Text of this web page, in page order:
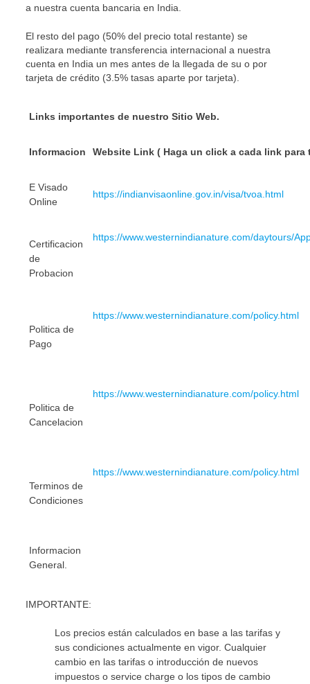
a nuestra cuenta bancaria en India.
El resto del pago (50% del precio total restante) se
realizara mediante transferencia internacional a nuestra
cuenta en India un mes antes de la llegada de su o por
tarjeta de crédito (3.5% tasas aparte por tarjeta).
Links importantes de nuestro Sitio Web.
Informacion Website Link ( Haga un click a cada
E Visado
Online
https://indianvisaonline.gov.in/visa/tvoa.html
Certificacion
de
Probacion
https://www.westernindianature.com/daytours/
Politica de
Pago
https://www.westernindianature.com/policy.html
Politica de
Cancelacion
https://www.westernindianature.com/policy.html
Terminos de
Condiciones
https://www.westernindianature.com/policy.html
Informacion
General.
IMPORTANTE:
Los precios están calculados en base a las tarifas y
sus condiciones actualmente en vigor. Cualquier
cambio en las tarifas o introducción de nuevos
impuestos o service charge o los tipos de cambio